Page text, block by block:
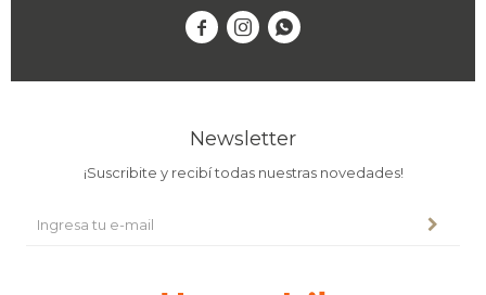
  
Newsletter
¡Suscribite y recibí todas nuestras novedades!